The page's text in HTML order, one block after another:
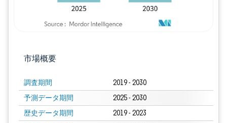
市場概要
調査期間 2019 - 2030
予測データ期間 2025 - 2030
歴史データ期間 2019 - 2023